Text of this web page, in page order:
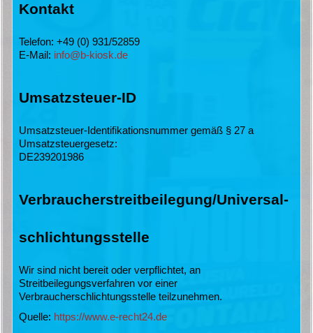
Kontakt
Telefon: +49 (0) 931/52859
E-Mail: info@b-kiosk.de
Umsatzsteuer-ID
Umsatzsteuer-Identifikationsnummer gemäß § 27 a
Umsatzsteuergesetz:
DE239201986
Verbraucher­streit­beilegung/Universal­
schlichtungs­stelle
Wir sind nicht bereit oder verpflichtet, an
Streitbeilegungsverfahren vor einer
Verbraucherschlichtungsstelle teilzunehmen.
Quelle: https://www.e-recht24.de